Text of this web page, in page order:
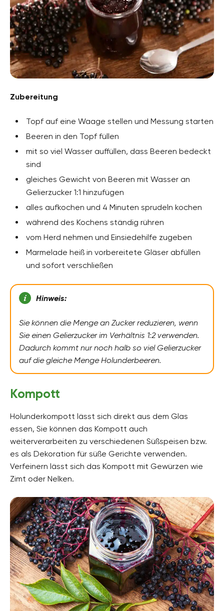
Zubereitung
Topf auf eine Waage stellen und Messung starten
Beeren in den Topf füllen
mit so viel Wasser auffüllen, dass Beeren bedeckt
sind
gleiches Gewicht von Beeren mit Wasser an
Gelierzucker 1:1 hinzufügen
alles aufkochen und 4 Minuten sprudeln kochen
während des Kochens ständig rühren
vom Herd nehmen und Einsiedehilfe zugeben
Marmelade heiß in vorbereitete Gläser abfüllen
und sofort verschließen
Hinweis:
Sie können die Menge an Zucker reduzieren, wenn
Sie einen Gelierzucker im Verhältnis 1:2 verwenden.
Dadurch kommt nur noch halb so viel Gelierzucker
auf die gleiche Menge Holunderbeeren.
Kompott
Holunderkompott lässt sich direkt aus dem Glas
essen, Sie können das Kompott auch
weiterverarbeiten zu verschiedenen Süßspeisen bzw.
es als Dekoration für süße Gerichte verwenden.
Verfeinern lässt sich das Kompott mit Gewürzen wie
Zimt oder Nelken.